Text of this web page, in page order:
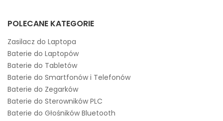
POLECANE KATEGORIE
Zasilacz do Laptopa
Baterie do Laptopów
Baterie do Tabletów
Baterie do Smartfonów i Telefonów
Baterie do Zegarków
Baterie do Sterowników PLC
Baterie do Głośników Bluetooth